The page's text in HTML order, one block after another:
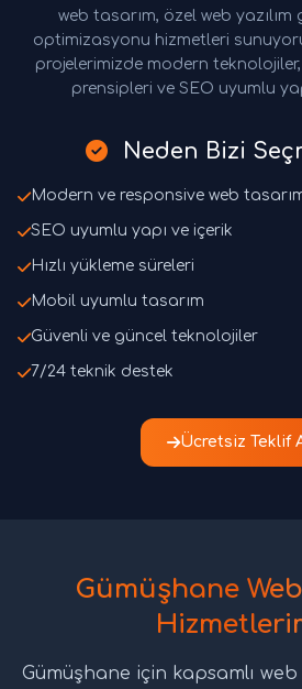
web tasarım, özel web yazılım
optimizasyonu hizmetleri
projelerimizde modern
prensipleri ve SEO uyumlu
Neden Bizi
Modern ve responsive web
SEO uyumlu yapı ve içerik
Hızlı yükleme süreleri
Mobil uyumlu tasarım
Güvenli ve güncel teknolojiler
7/24 teknik destek
Ücretsiz Teklif
Gümüşhane
Gümüşhane için kapsamlı